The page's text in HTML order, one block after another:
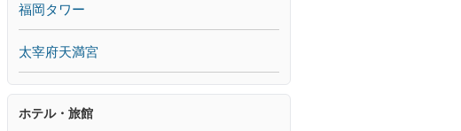
福岡タワー
太宰府天満宮
ホテル・旅館